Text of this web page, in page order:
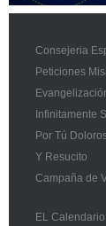
Consejeria
Peticiones
Infinitamente
Por Tú
Y Resucito
Campaña de
EL